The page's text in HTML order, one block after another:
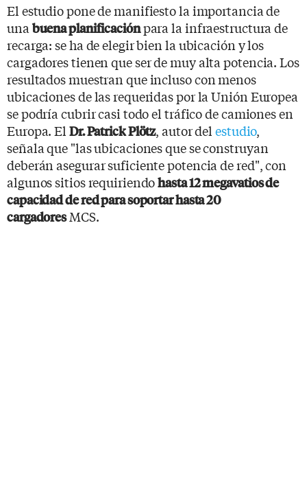
El estudio pone de manifiesto la importancia de
una buena planificaciónpara la infraestructura de
recarga: se ha de elegir bien la ubicación y los
cargadores tienen que ser de muy alta potencia. Los
resultados muestran que incluso con menos
ubicaciones de las requeridas por la Unión Europea
se podría cubrir casi todo el tráfico de camiones en
Europa. El Dr. Patrick Plötz, autor delestudio,
señala que "las ubicaciones que se construyan
deberán asegurar suficiente potencia de red", con
algunos sitios requiriendohasta 12 megavatios de
capacidad de red para soportar hasta 20
cargadoresMCS.